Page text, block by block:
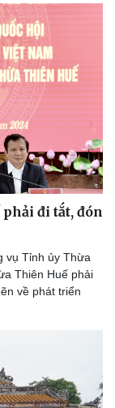
thời sự
đêm khuya
yêu
cho bé
hồnđi tắt, đón
vụ Tỉnh ủy Thừa
Thiên Huế phải
về phát triển